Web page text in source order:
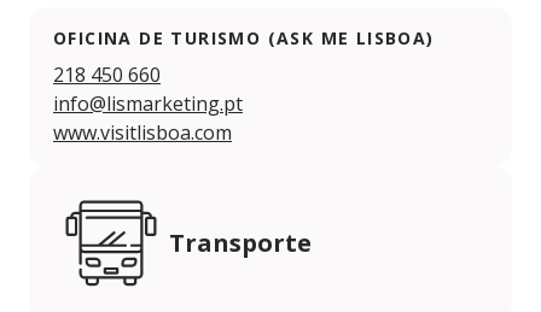
OFICINA DE TURISMO (ASK ME LISBOA)
218 450 660
info@lismarketing.pt
www.visitlisboa.com
Transporte